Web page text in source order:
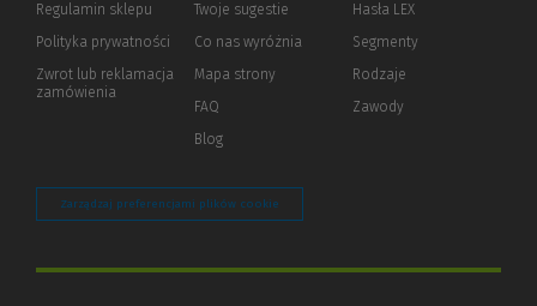
Regulamin sklepu
Polityka prywatności (Nowe
(Link
innej
Zwrot lub reklamacja
zamówienia
innej
strony)
Twoje sugestie
Co nas wyróżnia
Mapa strony
FAQ
Blog
Hasła LEX
Segmenty
Rodzaje
Zawody
Zarządzaj preferencjami plików cookie